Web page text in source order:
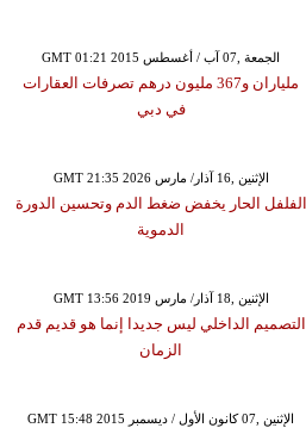
GMT 01:21 2015 الجمعة ,07 آب / أغسطس
ملياران و367 مليون درهم تصرفات العقارات
في دبي
GMT 21:35 2026 الإثنين ,16 آذار/ مارس
الفلفل الحار يخفض ضغط الدم وتحسين الدورة
الدموية
GMT 13:56 2019 الإثنين ,18 آذار/ مارس
التصميم الداخلي ليس جديدا إنما هو قديم قدم
الزمان
GMT 15:48 2015 الإثنين ,07 كانون الأول / ديسمبر